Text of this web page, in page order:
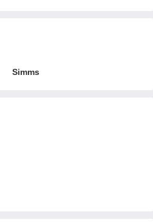
Simms